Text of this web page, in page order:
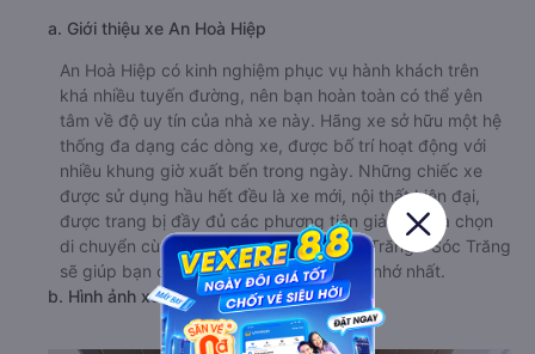
a. Giới thiệu xe An Hoà Hiệp
An Hoà Hiệp có kinh nghiệm phục vụ hành khách trên
khá nhiều tuyến đường, nên bạn hoàn toàn có thể yên
tâm về độ uy tín của nhà xe này. Hãng xe sở hữu một hệ
thống đa dạng các dòng xe, được bố trí hoạt động với
nhiều khung giờ xuất bến trong ngày. Những chiếc xe
được sử dụng hầu hết đều là xe mới, nội thất hiện đại,
được trang bị đầy đủ các phương tiện giải trí. Lựa chọn
di chuyển cùng xe đi Lâm Đồng từ Sóc Trăng - Sóc Trăng
sẽ giúp bạn có những trải nghiệm đáng nhớ nhất.
b. Hình ảnh xe An Hoà Hiệp